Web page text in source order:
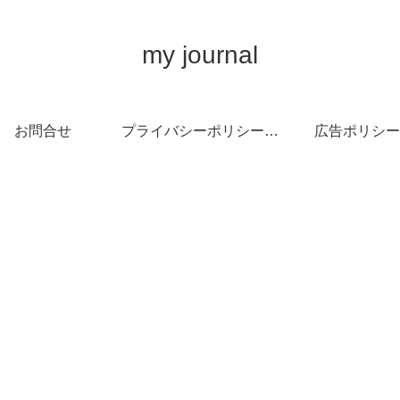
my journal
お問合せ プライバシーポリシー・免責事項 広告ポリシー